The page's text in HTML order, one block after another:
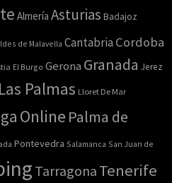
Almería Asturias Badajoz
de Malavella Cantabria Cordoba
El Burgo Gerona Granada Jerez
Las Palmas Lloret De Mar
Online Palma de
Pontevedra Salamanca San Juan de
Tarragona Tenerife